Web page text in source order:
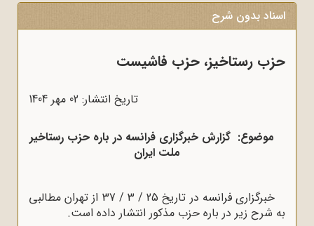
اسناد بدون شرح
حزب رستاخیز، حزب فاشیست
تاریخ انتشار: 02 مهر 1404
موضوع: گزارش خبرگزاری فرانسه در باره حزب رستاخیر
ملت ایران
خبرگزاری فرانسه در تاریخ 25 / 3 / 37 از تهران مطالبی
به شرح زیر در باره حزب مذکور انتشار داده است.